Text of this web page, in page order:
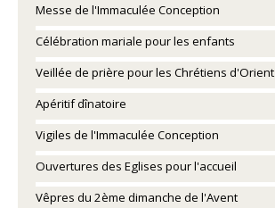
Messe de l'Immaculée Conception
Célébration mariale pour les enfants
Veillée de prière pour les Chrétiens d'Orient
Apéritif dînatoire
Vigiles de l'Immaculée Conception
Ouvertures des Eglises pour l'accueil
Vêpres du 2ème dimanche de l'Avent